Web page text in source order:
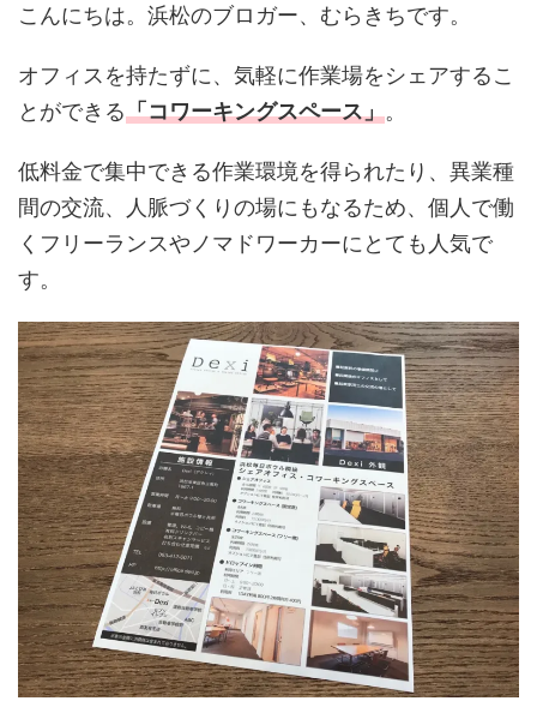
こんにちは。浜松のブロガー、むらきちです。
オフィスを持たずに、気軽に作業場をシェアするこ
とができる「コワーキングスペース」。
低料金で集中できる作業環境を得られたり、異業種
間の交流、人脈づくりの場にもなるため、個人で働
くフリーランスやノマドワーカーにとても人気で
す。